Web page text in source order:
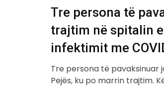
Tre persona të
trajtim në spitalin
infektimit me
Tre persona të pavaksinuar
Pejës, ku po marrin trajtim.